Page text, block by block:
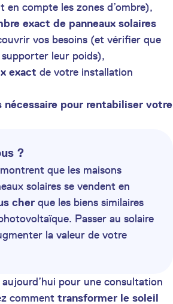
compte les zones d’ombre),
exact de panneaux solaires
vos besoins (et vérifier que
leur poids),
exact de votre installation
pour rentabiliser votre
?
que les maisons
solaires se vendent en
cher que les biens similaires
Passer au solaire
la valeur de votre
pour une consultation
comment transformer le soleil